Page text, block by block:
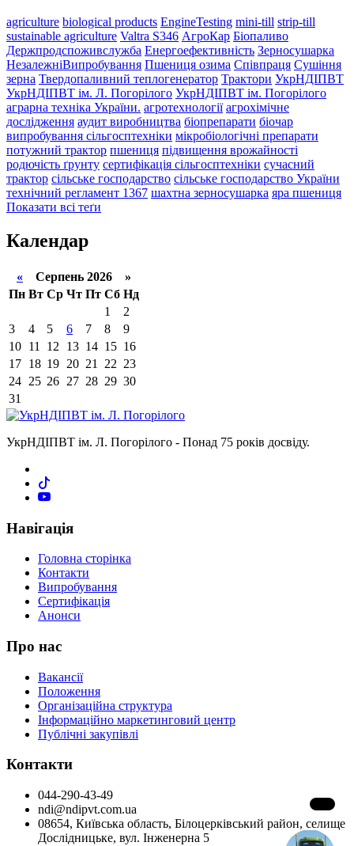
agriculture biological products EngineTesting mini-till strip-till
sustainable agriculture Valtra S346 АгроКар Біопаливо
Держпродспоживслужба Енергоефективність Зерносушарка
НезалежніВипробування Пшениця озима Співпраця Сушіння
зерна Твердопаливний теплогенератор Трактори УкрНДІПВТ
УкрНДІПВТ ім. Л. Погорілого УкрНДІПВТ ім. Погорілого
аграрна техніка України. агротехнології агрохімічне
дослідження аудит виробництва біопрепарати біочар
випробування сільгосптехніки мікробіологічні препарати
потужний трактор пшениця підвищення врожайності
родючість ґрунту сертифікація сільгосптехніки сучасний
трактор сільське господарство сільське господарство України
технічний регламент 1367 шахтна зерносушарка яра пшениця
Показати всі теґи
Календар
« Серпень 2026 »
Пн Вт Ср Чт Пт Сб Нд
1
2
3
4 5 6 7 8
9
10 11 12 13 14 15 16
17 18 19 20 21 22 23
24 25 26 27 28 29 30
31
УкрНДІПВТ ім. Л. Погорілого - Понад 75 років досвіду.
Навігація
Головна сторінка
Контакти
Випробування
Сертифікація
Анонси
Про нас
Вакансії
Положення
Організаційна структура
Інформаційно маркетинговий центр
Публічні закупівлі
Контакти
044-290-43-49
ndi@ndipvt.com.ua
08654, Київська область, Білоцерківський район, селище
Дослідницьке, вул. Інженерна 5